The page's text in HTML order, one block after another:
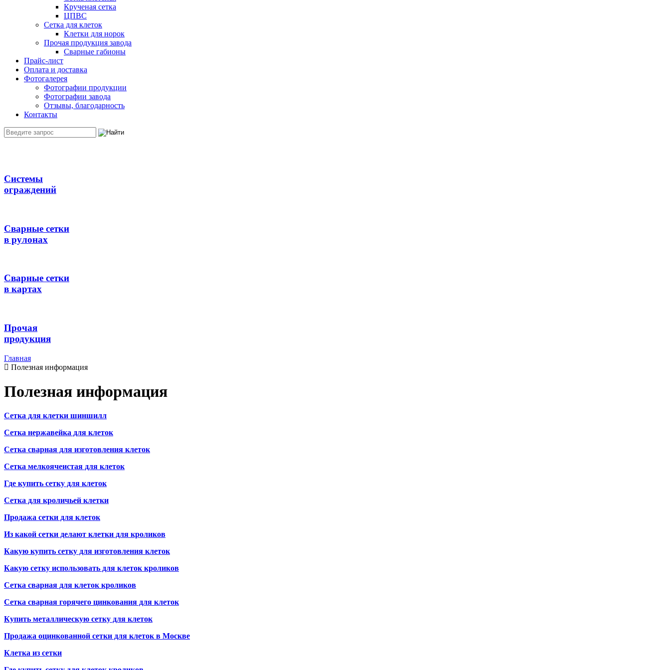
Крученая сетка
ЦПВС
Сетка для клеток
Клетки для норок
Прочая продукция завода
Сварные габионы
Прайс-лист
Оплата и доставка
Фотогалерея
Фотографии продукции
Фотографии завода
Отзывы, благодарность
Контакты
Системы
ограждений
Сварные сетки
в рулонах
Сварные сетки
в картах
Прочая
продукция
Главная
Полезная информация
Полезная информация
Сетка для клетки шиншилл
Сетка нержавейка для клеток
Сетка сварная для изготовления клеток
Сетка мелкоячеистая для клеток
Где купить сетку для клеток
Сетка для кроличьей клетки
Продажа сетки для клеток
Из какой сетки делают клетки для кроликов
Какую купить сетку для изготовления клеток
Какую сетку использовать для клеток кроликов
Сетка сварная для клеток кроликов
Сетка сварная горячего цинкования для клеток
Купить металлическую сетку для клеток
Продажа оцинкованной сетки для клеток в Москве
Клетка из сетки